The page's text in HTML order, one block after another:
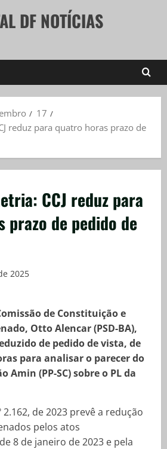
DF NOTÍCIAS
17
reduz para quatro horas prazo de
CCJ reduz para
prazo de pedido de
2025
de Constituição e
Otto Alencar (PSD-BA),
de pedido de vista, de
para analisar o parecer do
Amin (PP-SC) sobre o PL da
2.162, de 2023 prevê a redução
pelos atos
8 de janeiro de 2023 e pela